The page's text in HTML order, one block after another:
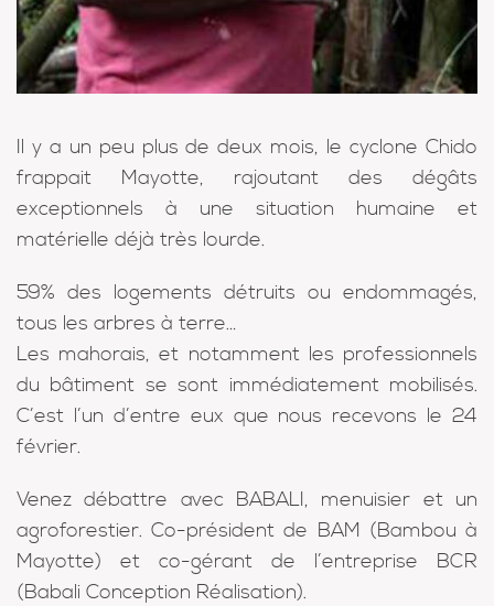
Il y a un peu plus de deux mois, le cyclone Chido
frappait Mayotte, rajoutant des dégâts
exceptionnels à une situation humaine et
matérielle déjà très lourde.
59% des logements détruits ou endommagés,
tous les arbres à terre…
Les mahorais, et notamment les professionnels
du bâtiment se sont immédiatement mobilisés.
C’est l’un d’entre eux que nous recevons le 24
février.
Venez débattre avec BABALI, menuisier et un
agroforestier. Co-président de BAM (Bambou à
Mayotte) et co-gérant de l’entreprise BCR
(Babali Conception Réalisation).